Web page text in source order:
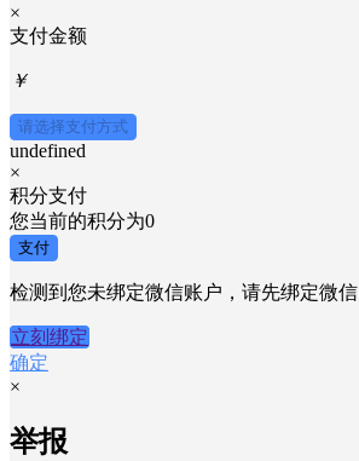
×
支付金额
￥
请选择支付方式
undefined
×
积分支付
您当前的积分为0
支付
检测到您未绑定微信账户，请先绑定微信
立刻绑定
确定
×
举报